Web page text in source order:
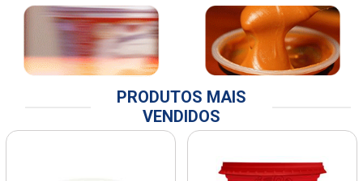
PRODUTOS MAIS
VENDIDOS